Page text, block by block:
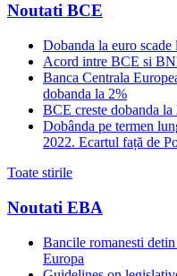
Noutati BCE
Dobanda la euro scade
Acord intre BCE si
Banca Centrala
dobanda la 2%
BCE creste dobanda
Dobânda pe termen
2022. Ecartul față de
Toate stirile
Noutati EBA
Bancile romanesti
Europa